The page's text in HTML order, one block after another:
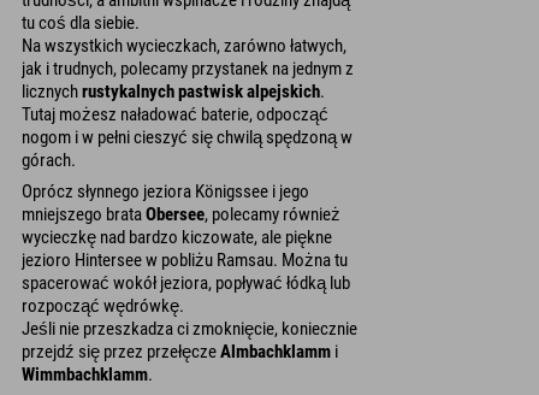
tu coś dla siebie.
Na wszystkich wycieczkach, zarówno łatwych,
jak i trudnych, polecamy przystanek na jednym z
licznychrustykalnych pastwisk alpejskich.
Tutaj możesz naładować baterie, odpocząć
nogom i w pełni cieszyć się chwilą spędzoną w
górach.
Oprócz słynnego jeziora Königssee i jego
mniejszego brataObersee, polecamy również
wycieczkę nad bardzo kiczowate, ale piękne
jezioro Hintersee w pobliżu Ramsau. Można tu
spacerować wokół jeziora, popływać łódką lub
rozpocząć wędrówkę.
Jeśli nie przeszkadza ci zmoknięcie, koniecznie
przejdź się przez przełęczeAlmbachklamm i
Wimmbachklamm.